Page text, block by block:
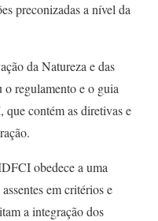
preconizadas a nível da
da Natureza e das
regulamento e o guia
contém as diretivas e
obedece a uma
em critérios e
a integração dos